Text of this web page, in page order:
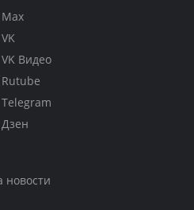
Max
VK
VK Видео
Rutube
Telegram
Дзен
новости